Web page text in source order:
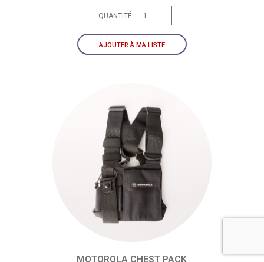
QUANTITÉ
AJOUTER À MA LISTE
MOTOROLA CHEST PACK